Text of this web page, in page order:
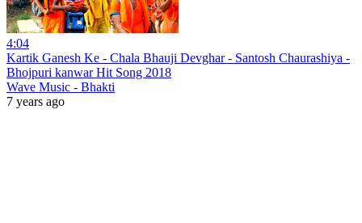
4:04
Kartik Ganesh Ke - Chala Bhauji Devghar - Santosh Chaurashiya -
Bhojpuri kanwar Hit Song 2018
Wave Music - Bhakti
7 years ago